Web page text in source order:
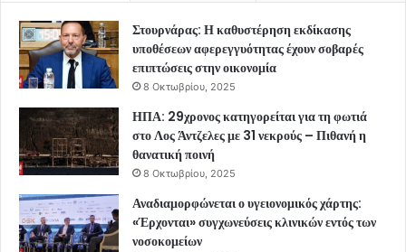
Στουρνάρας: Η καθυστέρηση εκδίκασης
υποθέσεων αφερεγγυότητας έχουν σοβαρές
επιπτώσεις στην οικονομία
8 Οκτωβρίου, 2025
ΗΠΑ: 29χρονος κατηγορείται για τη φωτιά
στο Λος Άντζελες με 31 νεκρούς – Πιθανή η
θανατική ποινή
8 Οκτωβρίου, 2025
Αναδιαμορφώνεται ο υγειονομικός χάρτης:
«Έρχονται» συγχωνεύσεις κλινικών εντός των
νοσοκομείων